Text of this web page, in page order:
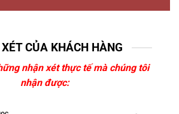
CỦA KHÁCH HÀNG
nhận xét thực tế mà chúng tôi
nhận được: